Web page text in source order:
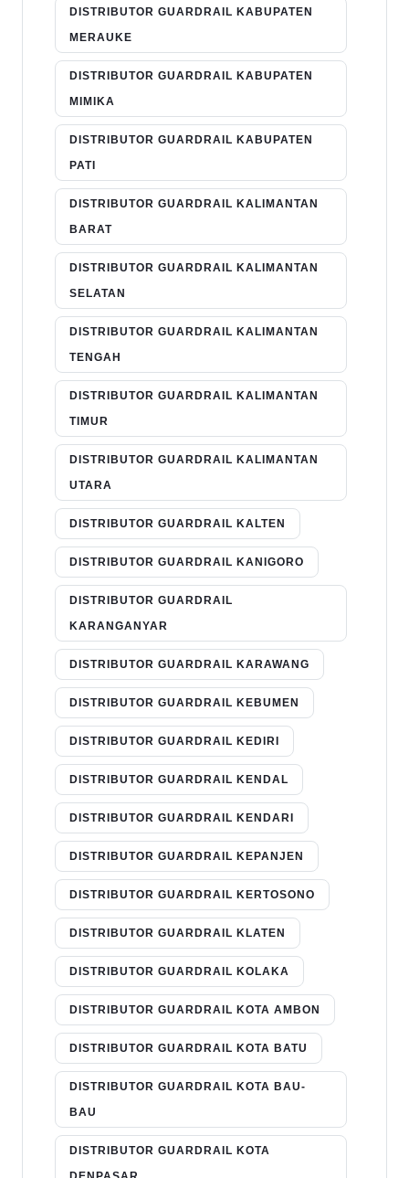
DISTRIBUTOR GUARDRAIL KABUPATEN
MERAUKE
DISTRIBUTOR GUARDRAIL KABUPATEN
MIMIKA
DISTRIBUTOR GUARDRAIL KABUPATEN
PATI
DISTRIBUTOR GUARDRAIL KALIMANTAN
BARAT
DISTRIBUTOR GUARDRAIL KALIMANTAN
SELATAN
DISTRIBUTOR GUARDRAIL KALIMANTAN
TENGAH
DISTRIBUTOR GUARDRAIL KALIMANTAN
TIMUR
DISTRIBUTOR GUARDRAIL KALIMANTAN
UTARA
DISTRIBUTOR GUARDRAIL KALTEN
DISTRIBUTOR GUARDRAIL KANIGORO
DISTRIBUTOR GUARDRAIL
KARANGANYAR
DISTRIBUTOR GUARDRAIL KARAWANG
DISTRIBUTOR GUARDRAIL KEBUMEN
DISTRIBUTOR GUARDRAIL KEDIRI
DISTRIBUTOR GUARDRAIL KENDAL
DISTRIBUTOR GUARDRAIL KENDARI
DISTRIBUTOR GUARDRAIL KEPANJEN
DISTRIBUTOR GUARDRAIL KERTOSONO
DISTRIBUTOR GUARDRAIL KLATEN
DISTRIBUTOR GUARDRAIL KOLAKA
DISTRIBUTOR GUARDRAIL KOTA AMBON
DISTRIBUTOR GUARDRAIL KOTA BATU
DISTRIBUTOR GUARDRAIL KOTA BAU-
BAU
DISTRIBUTOR GUARDRAIL KOTA